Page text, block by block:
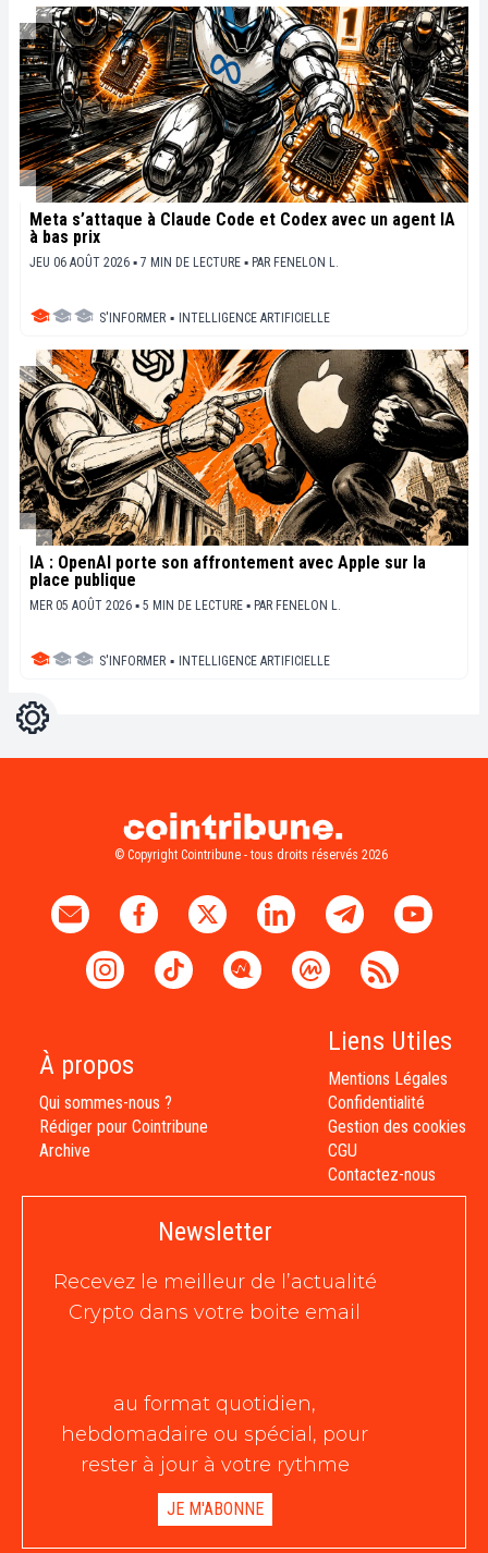
Meta s’attaque à Claude Code et Codex avec un agent IA
à bas prix
JEU 06 AOÛT 2026 ▪ 7 MIN DE LECTURE ▪ PAR FENELON L.
S'INFORMER ▪ INTELLIGENCE ARTIFICIELLE
IA : OpenAI porte son affrontement avec Apple sur la
place publique
MER 05 AOÛT 2026 ▪ 5 MIN DE LECTURE ▪ PAR FENELON L.
S'INFORMER ▪ INTELLIGENCE ARTIFICIELLE
Réglages
© Copyright Cointribune - tous droits réservés 2026
À propos
Qui sommes-nous ?
Rédiger pour Cointribune
Archive
Liens Utiles
Mentions Légales
Confidentialité
Gestion des cookies
CGU
Contactez-nous
Newsletter
Recevez le meilleur de l’actualité
Crypto dans votre boite email
au format quotidien,
hebdomadaire ou spécial, pour
rester à jour à votre rythme
JE M'ABONNE